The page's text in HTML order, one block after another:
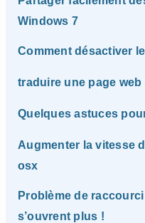
Windows 7
Comment désactiver
traduire une page
Quelques astuces
Augmenter la vitesse
osx
Problème de
s’ouvrent plus !